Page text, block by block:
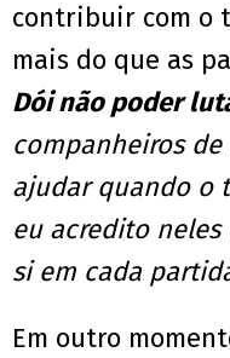
contribuir com o
mais do que as
Dói não poder
companheiros
ajudar quando o
eu acredito
si em cada
Em outro